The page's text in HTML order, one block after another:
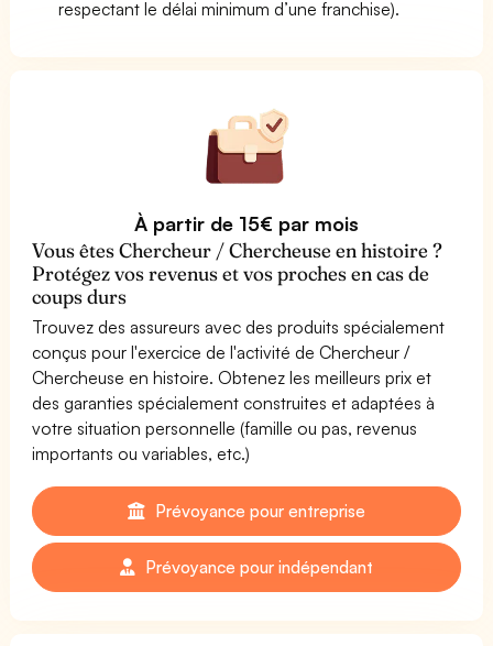
respectant le délai minimum d’une franchise).
À partir de 15€ par mois
Vous êtes Chercheur / Chercheuse en histoire ?
Protégez vos revenus et vos proches en cas de
coups durs
Trouvez des assureurs avec des produits spécialement
conçus pour l'exercice de l'activité de Chercheur /
Chercheuse en histoire. Obtenez les meilleurs prix et
des garanties spécialement construites et adaptées à
votre situation personnelle (famille ou pas, revenus
importants ou variables, etc.)
Prévoyance pour entreprise
Prévoyance pour indépendant